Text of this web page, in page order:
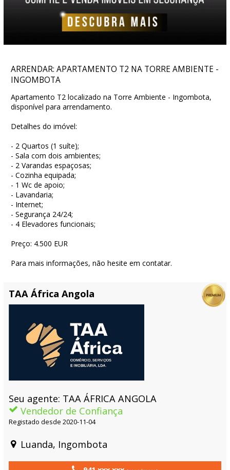
ARRENDAR: APARTAMENTO T2 NA TORRE AMBIENTE -
INGOMBOTA
Apartamento T2 localizado na Torre Ambiente - Ingombota,
disponível para arrendamento.
Detalhes do imóvel:
- 2 Quartos (1 suíte);
- Sala com dois ambientes;
- 2 Varandas espaçosas;
- Cozinha equipada;
- 1 Wc de apoio;
- Lavandaria;
- Internet;
- Segurança 24/24;
- 4 Elevadores funcionais;
Preço: 4.500 EUR
Para mais informações, não hesite em contatar.
TAA África Angola
Seu agente: TAA ÁFRICA ANGOLA
Vendedor de Confiança
Registado desde 2020-11-04
Luanda, Ingombota